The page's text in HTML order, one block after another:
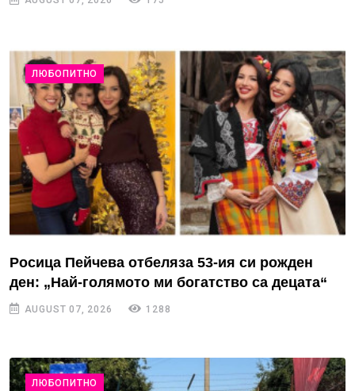
ЛЮБОПИТНО
Росица Пейчева отбеляза 53-ия си рожден
ден: „Най-голямото ми богатство са децата“
AUGUST 07, 2026 1288
ЛЮБОПИТНО